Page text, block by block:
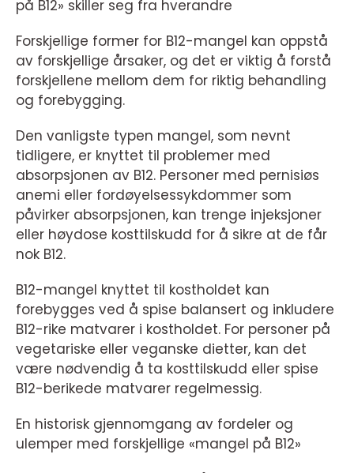
på B12» skiller seg fra hverandre
Forskjellige former for B12-mangel kan oppstå
av forskjellige årsaker, og det er viktig å forstå
forskjellene mellom dem for riktig behandling
og forebygging.
Den vanligste typen mangel, som nevnt
tidligere, er knyttet til problemer med
absorpsjonen av B12. Personer med pernisiøs
anemi eller fordøyelsessykdommer som
påvirker absorpsjonen, kan trenge injeksjoner
eller høydose kosttilskudd for å sikre at de får
nok B12.
B12-mangel knyttet til kostholdet kan
forebygges ved å spise balansert og inkludere
B12-rike matvarer i kostholdet. For personer på
vegetariske eller veganske dietter, kan det
være nødvendig å ta kosttilskudd eller spise
B12-berikede matvarer regelmessig.
En historisk gjennomgang av fordeler og
ulemper med forskjellige «mangel på B12»